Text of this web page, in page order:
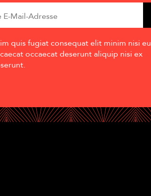
quis fugiat consequat elit minim nisi eu
occaecat deserunt aliquip nisi ex